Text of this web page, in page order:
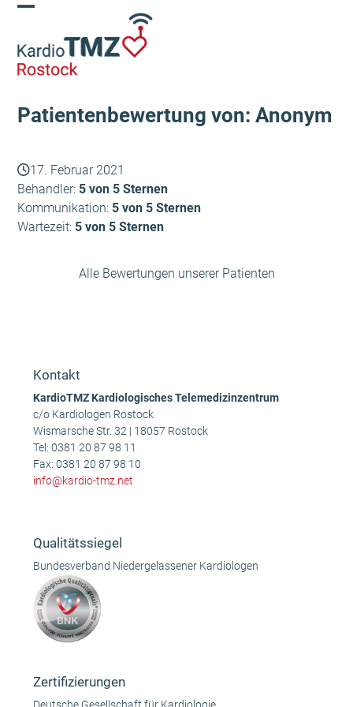
Skip
content
mobile
menu
mobile
menu
Patientenbewertung von: Anonym
17. Februar 2021
Behandler: 5 von 5 Sternen
Kommunikation: 5 von 5 Sternen
Wartezeit: 5 von 5 Sternen
Alle Bewertungen unserer Patienten
Kontakt
KardioTMZ Kardiologisches Telemedizinzentrum
c/o Kardiologen Rostock
Wismarsche Str. 32 | 18057 Rostock
Tel:0381 20 87 98 11
Fax: 0381 20 87 98 10
info@kardio-tmz.net
Qualitätssiegel
Bundesverband Niedergelassener Kardiologen
Zertifizierungen